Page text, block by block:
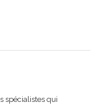
spécialistes qui